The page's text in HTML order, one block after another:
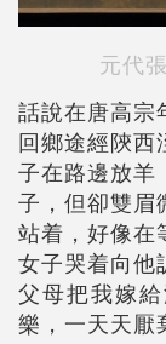
元代
話說在唐高宗
回鄉途經陝西
子在路邊放羊
子，但卻雙眉
站着，好像在
女子哭着向他
父母把我嫁
樂，一天天厭